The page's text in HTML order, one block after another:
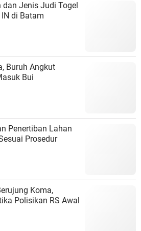
dan Jenis Judi Togel
di Batam
Buruh Angkut
Bui
Penertiban Lahan
Prosedur
Koma,
Polisikan RS Awal